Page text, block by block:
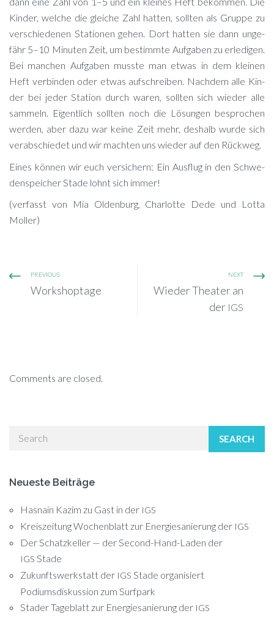
Kin­der, wel­che die glei­che Zahl hat­ten, soll­ten als Grup­pe zu
ver­schie­de­nen Sta­tio­nen ge­hen. Dort hat­ten sie dann un­ge­
fähr 5–10 Mi­nu­ten Zeit, um be­stimm­te Auf­ga­ben zu er­le­di­gen.
Bei man­chen Auf­ga­ben muss­te man et­was in dem klei­nen
Heft ver­bin­den oder et­was auf­schrei­ben. Nach­dem alle Kin­
der bei je­der Sta­ti­on durch wa­ren, soll­ten sich wie­der alle
sam­meln. Ei­gent­lich soll­ten noch die Lö­sun­gen be­spro­chen
wer­den, aber dazu war kei­ne Zeit mehr, des­halb wur­de sich
ver­ab­schie­det und wir mach­ten uns wie­der auf den Rückweg.
Ei­nes kön­nen wir euch ver­si­chern: Ein Aus­flug in den Schwe­
denspei­cher Sta­de lohnt sich immer!
(ver­fasst von Mia Ol­den­burg, Char­lot­te Dede und Lot­ta
Moller)
PREVIOUS
Workshoptage
NEXT
Wieder Theater an
der IGS
Comments are closed.
SEARCH
Neueste Beiträge
Hasnain Kazim zu Gast in der IGS
Kreiszeitung Wochenblatt zur Energiesanierung der IGS
Der Schatzkeller — der Second-Hand-Laden der
IGS Stade
Zukunftswerkstatt der IGS Stade organisiert
Podiumsdiskussion zum Surfpark
Stader Tageblatt zur Energiesanierung der IGS